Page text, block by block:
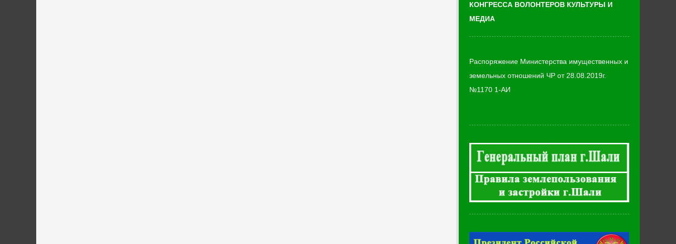
КОНГРЕССА ВОЛОНТЕРОВ КУЛЬТУРЫ И
МЕДИА
Распоряжение Министерства имущественных и
земельных отношений ЧР от 28.08.2019г.
№1170 1-АИ